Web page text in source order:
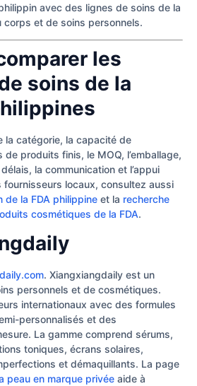
avec des lignes de soins de la
corps et de soins personnels.
les
soins de la
la catégorie, la capacité de
produits finis, le MOQ, l’emballage,
la communication et l’appui
fournisseurs locaux, consultez aussi
de la FDA philippine et la recherche
cosmétiques de la FDA.
. Xiangxiangdaily est un
personnels et de cosmétiques.
internationaux avec des formules
personnalisés et des
La gamme comprend sérums,
toniques, écrans solaires,
et démaquillants. La page
peau en marque privée aide à